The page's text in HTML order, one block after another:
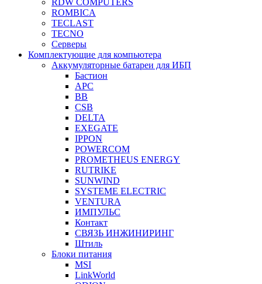
RDW COMPUTERS
ROMBICA
TECLAST
TECNO
Серверы
Комплектующие для компьютера
Аккумуляторные батареи для ИБП
Бастион
APC
BB
CSB
DELTA
EXEGATE
IPPON
POWERCOM
PROMETHEUS ENERGY
RUTRIKE
SUNWIND
SYSTEME ELECTRIC
VENTURA
ИМПУЛЬС
Контакт
СВЯЗЬ ИНЖИНИРИНГ
Штиль
Блоки питания
MSI
LinkWorld